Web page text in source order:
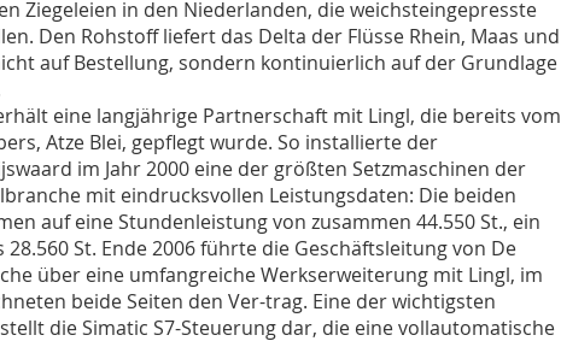
Ziegeleien in den Niederlanden, die weichsteingepresste
Den Rohstoff liefert das Delta der Flüsse Rhein, Maas und
auf Bestellung, sondern kontinuierlich auf der Grundlage
eine langjährige Partnerschaft mit Lingl, die bereits vom
Atze Blei, gepflegt wurde. So installierte der
im Jahr 2000 eine der größten Setzmaschinen der
mit eindrucksvollen Leistungsdaten: Die beiden
auf eine Stundenleistung von zusammen 44.550 St., ein
28.560 St. Ende 2006 führte die Geschäftsleitung von De
über eine umfangreiche Werkserweiterung mit Lingl, im
beide Seiten den Ver-trag. Eine der wichtigsten
die Simatic S7-Steuerung dar, die eine vollautomatische